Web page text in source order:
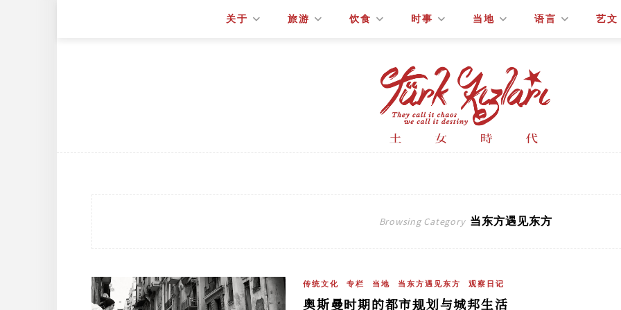
关于 旅游 饮食 时事 当地 语言 艺文
Browsing Category 当东方遇见东方
传统文化 专栏 当地 当东方遇见东方 观察日记
奥斯曼时期的都市规划与城邦生活